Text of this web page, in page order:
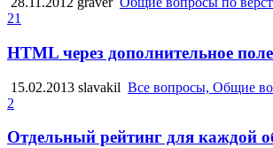
21
HTML через дополнительное поле
15.02.2013 slavakil Все вопросы, Общие
2
Отдельный рейтинг для каждой